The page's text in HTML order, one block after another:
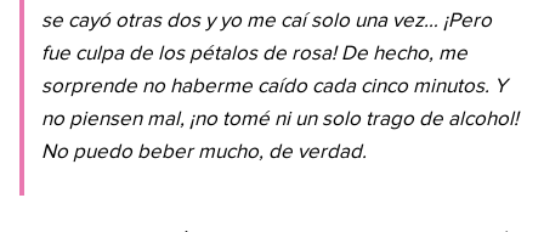
se cayó otras dos y yo me caí solo una vez… ¡Pero
fue culpa de los pétalos de rosa! De hecho, me
sorprende no haberme caído cada cinco minutos. Y
no piensen mal, ¡no tomé ni un solo trago de alcohol!
No puedo beber mucho, de verdad.